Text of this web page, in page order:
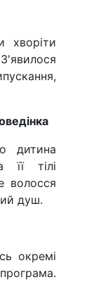
хворіти
дитина
її тілі
волосся
душ.
окремі